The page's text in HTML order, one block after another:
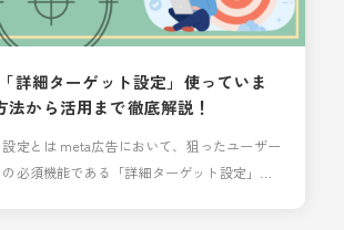
詳細ターゲット設定」使っていま
法から活用まで徹底解説！
定とは meta広告において、狙ったユーザー
必須機能である「詳細ターゲット設定」。